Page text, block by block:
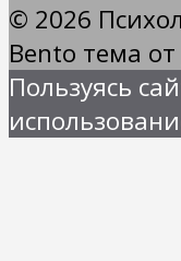
© 2026
Bento тема от
Пользуясь